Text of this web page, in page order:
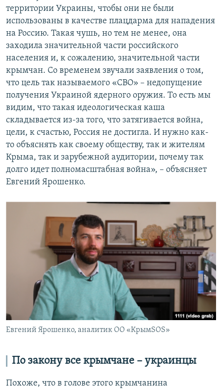
территории Украины, чтобы они не были
использованы в качестве плацдарма для нападения
на Россию. Такая чушь, но тем не менее, она
заходила значительной части российского
населения и, к сожалению, значительной части
крымчан. Со временем звучали заявления о том,
что цель так называемого «СВО» – недопущение
получения Украиной ядерного оружия. То есть мы
видим, что такая идеологическая каша
складывается из-за того, что затягивается война,
цели, к счастью, Россия не достигла. И нужно как-
то объяснять как своему обществу, так и жителям
Крыма, так и зарубежной аудитории, почему так
долго идет полномасштабная война», – объясняет
Евгений Ярошенко.
Евгений Ярошенко, аналитик ОО «КрымSOS»
По закону все крымчане – украинцы
Похоже, что в голове этого крымчанина